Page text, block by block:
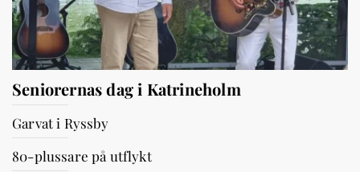
Seniorernas dag i Katrineholm
Garvat i Ryssby
80-plussare på utflykt